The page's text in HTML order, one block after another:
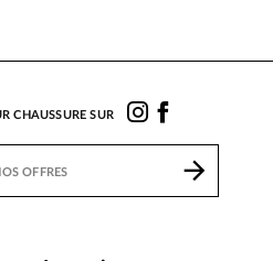
CHAUSSURE SUR